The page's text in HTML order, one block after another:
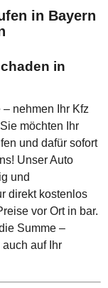
in Bayern
in
nehmen Ihr Kfz
möchten Ihr
und dafür sofort
Unser Auto
und
direkt kostenlos
vor Ort in bar.
Summe –
auf Ihr